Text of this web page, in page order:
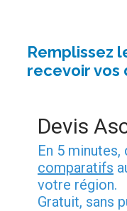
Remplissez
recevoir vos
Devis
En 5 minutes,
comparatifs
votre région.
Gratuit, sans